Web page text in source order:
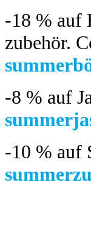
-18 % auf
zubehör.
-8 % auf
-10 % auf